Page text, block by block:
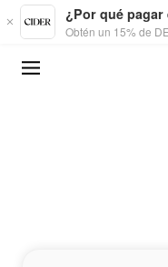
Skip to main content
¿Por qué
Obtén un 15% de